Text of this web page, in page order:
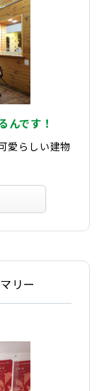
んです！
愛らしい建物
リー